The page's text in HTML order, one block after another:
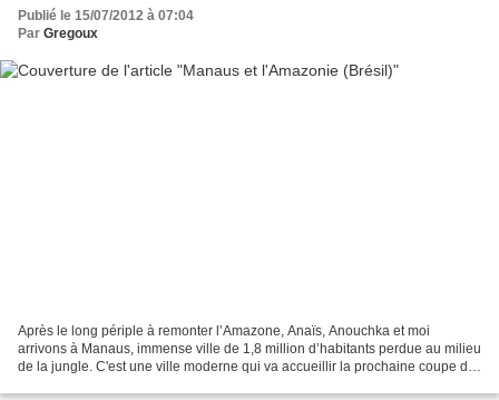
Publié le 15/07/2012 à 07:04
Par Gregoux
Après le long périple à remonter l’Amazone, Anaïs, Anouchka et moi
arrivons à Manaus, immense ville de 1,8 million d’habitants perdue au milieu
de la jungle. C'est une ville moderne qui va accueillir la prochaine coupe du